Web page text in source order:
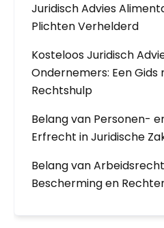
Juridisch Advies
Plichten Verhelderd
Kosteloos Juridisch
Ondernemers: Een Gids
Rechtshulp
Belang van Personen-
Erfrecht in Juridische
Belang van
Bescherming en